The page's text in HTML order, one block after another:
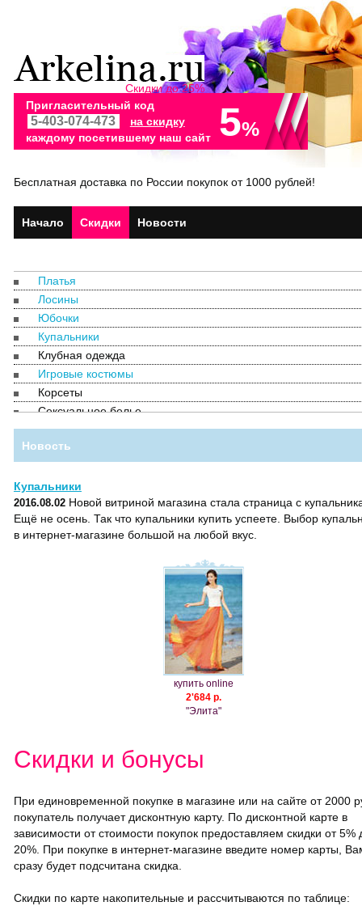
Скидки до 25%
Пригласительный код
на скидку
каждому посетившему наш сайт
5%
Бесплатная доставка по России покупок от 1000 рублей!
Начало Скидки Новости
Платья
Лосины
Юбочки
Купальники
Клубная одежда
Игровые костюмы
Корсеты
Сексуальное белье
Аксессуары
Для мужчин
Новость
Купальники
2016.08.02Новой витриной магазина стала страница с
Ещё не осень. Так что купальники купить успеете. Выбор
в интернет-магазине большой на любой вкус.
купить online
2'684 р.
"Элита"
Скидки и бонусы
При единовременной покупке в магазине или на сайте от 2000
покупатель получает дисконтную карту. По дисконтной карте в
зависимости от стоимости покупок предоставляем скидки от 5%
20%. При покупке в интернет-магазине введите номер карты,
сразу будет подсчитана скидка.
Скидки по карте накопительные и рассчитываются по таблице: